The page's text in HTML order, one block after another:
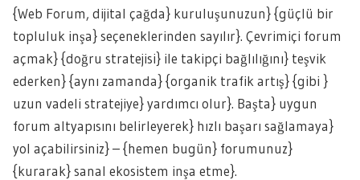
{Web Forum, dijital çağda} kuruluşunuzun} {güçlü bir
topluluk inşa} seçeneklerinden sayılır}. Çevrimiçi forum
açmak} {doğru stratejisi} ile takipçi bağlılığını} teşvik
ederken} {aynı zamanda} {organik trafik artış} {gibi }
uzun vadeli stratejiye} yardımcı olur}. Başta} uygun
forum altyapısını belirleyerek} hızlı başarı sağlamaya}
yol açabilirsiniz} – {hemen bugün} forumunuz}
{kurarak} sanal ekosistem inşa etme}.